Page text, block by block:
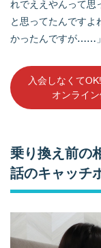
れでええやんって思
と思ってたんですよ
かったんですが……」
入会しなくて
オンライ
乗り換え前の
話のキャッチ